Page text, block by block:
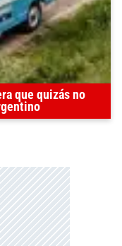
que quizás no